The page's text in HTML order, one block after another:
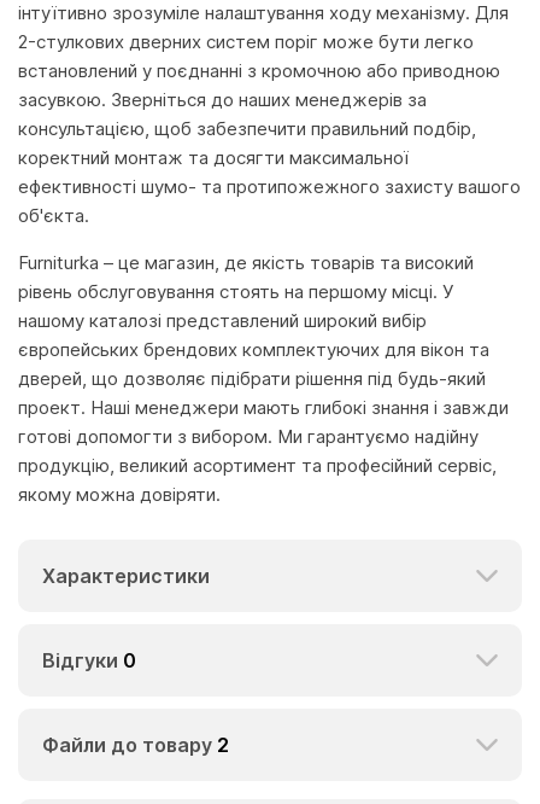
інтуїтивно зрозуміле налаштування ходу механізму. Для
2-стулкових дверних систем поріг може бути легко
встановлений у поєднанні з кромочною або приводною
засувкою. Зверніться до наших менеджерів за
консультацією, щоб забезпечити правильний подбір,
коректний монтаж та досягти максимальної
ефективності шумо- та протипожежного захисту вашого
об'єкта.
Furniturka – це магазин, де якість товарів та високий
рівень обслуговування стоять на першому місці. У
нашому каталозі представлений широкий вибір
європейських брендових комплектуючих для вікон та
дверей, що дозволяє підібрати рішення під будь-який
проект. Наші менеджери мають глибокі знання і завжди
готові допомогти з вибором. Ми гарантуємо надійну
продукцію, великий асортимент та професійний сервіс,
якому можна довіряти.
Характеристики
Відгуки 0
Файли до товару 2